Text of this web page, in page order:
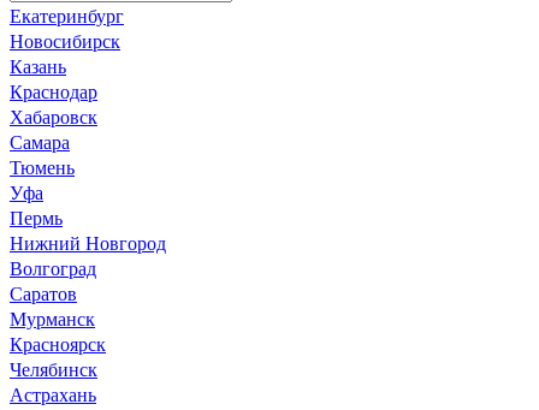
Екатеринбург
Новосибирск
Казань
Краснодар
Хабаровск
Самара
Тюмень
Уфа
Пермь
Нижний Новгород
Волгоград
Саратов
Мурманск
Красноярск
Челябинск
Астрахань